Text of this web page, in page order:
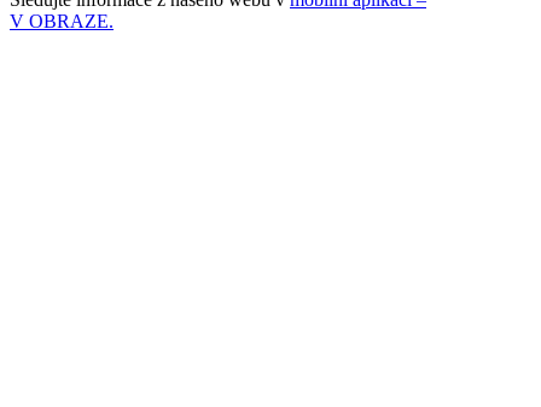
V OBRAZE.